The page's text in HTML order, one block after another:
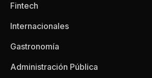
Fintech
Internacionales
Gastronomía
Administración Pública